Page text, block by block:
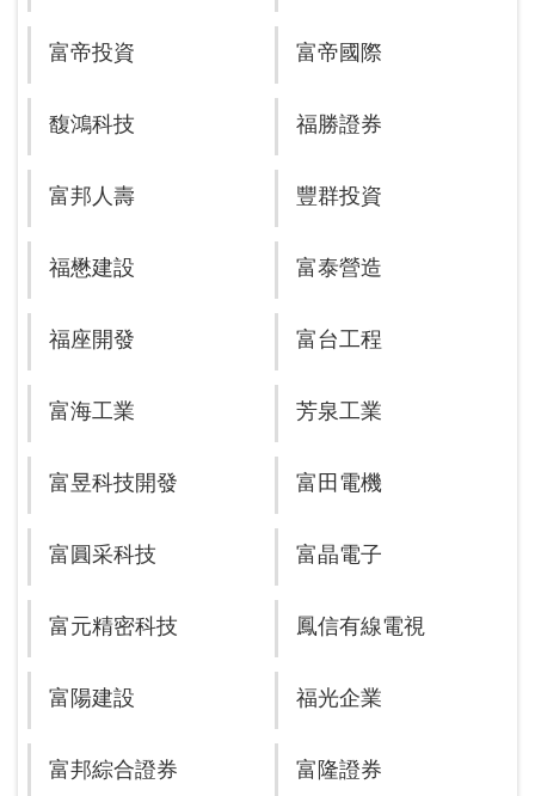
富帝投資 富帝國際
馥鴻科技 福勝證券
富邦人壽 豐群投資
福懋建設 富泰營造
福座開發 富台工程
富海工業 芳泉工業
富昱科技開發 富田電機
富圓采科技 富晶電子
富元精密科技 鳳信有線電視
富陽建設 福光企業
富邦綜合證券 富隆證券